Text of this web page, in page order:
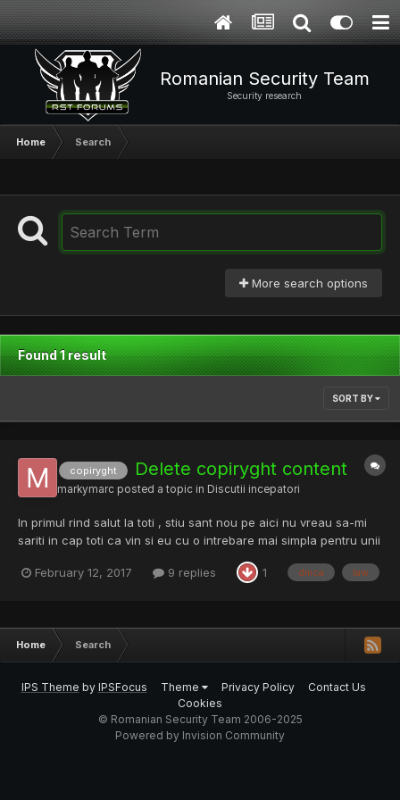
Romanian Security Team
Security research
Home Search
More search options
Found 1 result
SORT BY
copiryght Delete copiryght content
markymarc posted a topic in Discutii incepatori
In primul rind salut la toti , stiu sant nou pe aici nu vreau sa-mi
sariti in cap toti ca vin si eu cu o intrebare mai simpla pentru unii
clasa de fapt mau rugat sa le ajut sa stearga pozele si video de
February 12, 2017 9 replies 1 dmca law
Home Search
IPS Theme by IPSFocus Theme Privacy Policy
Contact Us
Cookies
© Romanian Security Team 2006-2025
Powered by Invision Community